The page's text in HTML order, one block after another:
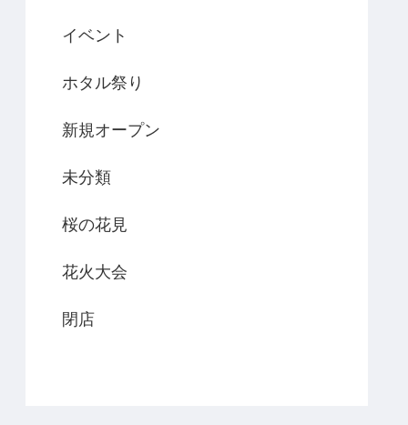
イベント
ホタル祭り
新規オープン
未分類
桜の花見
花火大会
閉店